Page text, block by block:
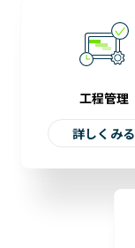
工程管理
詳しくみる